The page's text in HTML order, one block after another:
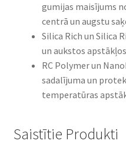
gumijas maisījums
centrā un augstu
Silica Rich un Silica
un aukstos
RC Polymer un
sadalījuma un
temperatūras
Saistītie Produkti